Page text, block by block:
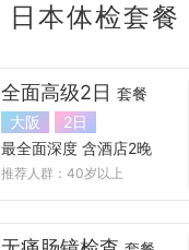
日本体检套餐
全面高级2日 套餐
大阪
2日
最全面深度 含酒店2晚
推荐人群：40岁以上